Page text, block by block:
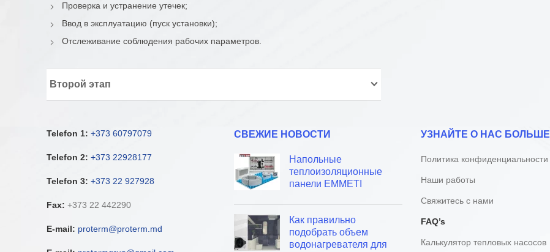
Проверка и устранение утечек;
Ввод в эксплуатацию (пуск установки);
Отслеживание соблюдения рабочих параметров.
Второй этап
Telefon 1: +373 60797079
Telefon 2: +373 22928177
Telefon 3: +373 22 927928
Fax: +373 22 442290
E-mail: proterm@proterm.md
СВЕЖИЕ НОВОСТИ
Напольные
теплоизоляционные
панели EMMETI
Как правильно
подобрать объем
водонагревателя для
УЗНАЙТЕ О НАС БОЛЬШЕ
Политика конфиденциальности
Наши работы
Свяжитесь с нами
FAQ’s
Калькулятор тепловых насосов